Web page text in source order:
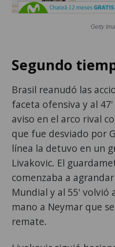
Getty
Segundo
Brasil reanudó las
faceta ofensiva y al
aviso en el arco rival
que fue desviado por
línea la detuvo en un
Livakovic. El
comenzaba a
Mundial y al 55' volvió
mano a Neymar que
remate.